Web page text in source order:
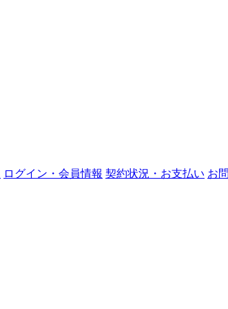
ログイン・会員情報 契約状況・お支払い お